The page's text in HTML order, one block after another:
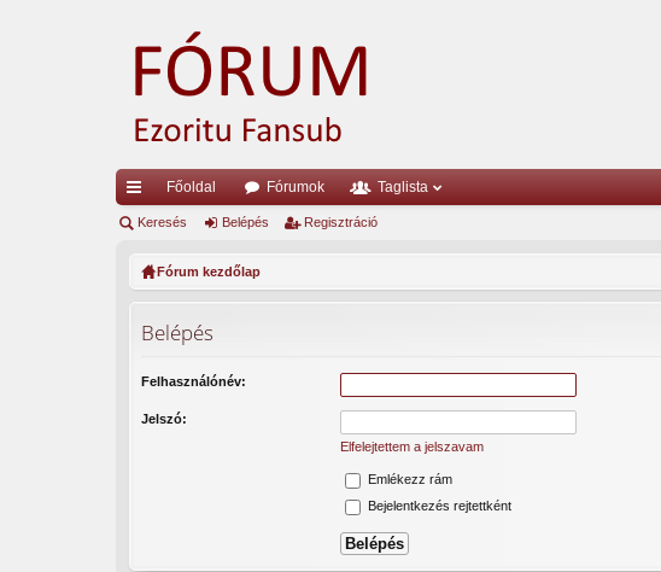
yo
Főoldal Fórumok Taglista
Keresés Belépés Regisztráció
Fórum kezdőlap
Belépés
Felhasználónév:
Jelszó:
Elfelejtettem a jelszavam
Emlékezz rám
Bejelentkezés rejtettként